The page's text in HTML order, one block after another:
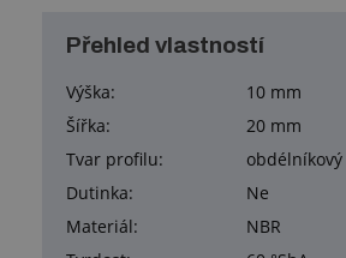
Přehled vlastností
Výška:
10 mm
Šířka:
20 mm
Tvar profilu:
obdélníkový
Dutinka:
Ne
Materiál:
NBR